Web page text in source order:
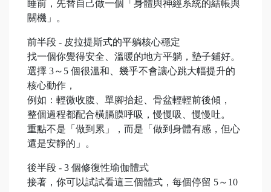
睡前，先替自己做一個「身體與神經系統的結帳與
關機」。
前半段 - 皮拉提斯式的平躺核心穩定
找一個你覺得安全、溫暖的地方平躺，墊子鋪好。
選擇 3～5 個很溫和、幾乎不會讓心跳大幅提升的
核心動作，
例如：輕微收腹、單腳抬起、骨盆輕輕前後傾，
整個過程都配合橫膈膜呼吸，慢慢吸、慢慢吐。
重點不是「做到累」，而是「做到身體有感，但心
還是安靜的」。
後半段 - 3 個修復性瑜伽體式
接著，你可以試試看這三個體式，每個停留 5～10